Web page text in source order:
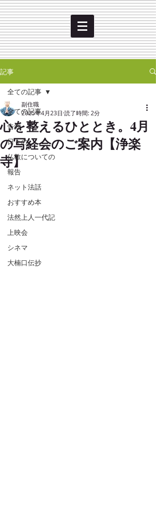
記事
全ての記事
告知
日々の
仏教についての
報告
ネット法話
おすすめ本
法然上人一代記
上映会
シネマ
大楠口伝抄
全ての記事
心を整えるひととき。4月
の写経会のご案内【浄楽
寺】
副住職
2025年4月23日 読了時間: 2分